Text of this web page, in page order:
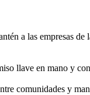
a las empresas de
llave en mano y
comunidades y